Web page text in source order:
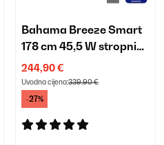
Bahama Breeze Smart
178 cm 45,5 W stropni
ventilator orah
244,90 €
Uvodna cijena:339,90 €
-27%